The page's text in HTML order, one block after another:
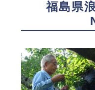
福島県